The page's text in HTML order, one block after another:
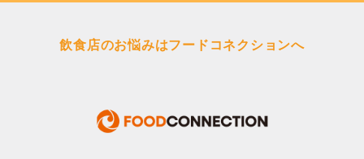
飲食店のお悩みはフードコネクションへ